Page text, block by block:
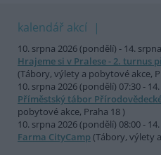
kalendář akcí
10. srpna 2026 (pondělí) - 14.
Hrajeme si v Pralese - 2. turnus
(Tábory, výlety a pobytové akce,
10. srpna 2026 (pondělí) 07:30 -
Příměstský tábor
pobytové akce, Praha 18 )
10. srpna 2026 (pondělí) 08:00 -
Farma CityCamp (Tábory, výlety